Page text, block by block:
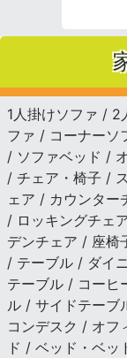
1人掛けソファ / 2
ファ / コーナーソ
/ ソファベッド /
/ チェア・椅子 /
ェア / カウンター
/ ロッキングチェ
デンチェア / 座椅
/ テーブル / ダイ
テーブル / コーヒ
ル / サイドテーブ
コンデスク / オフ
ド / ベッド・ベ